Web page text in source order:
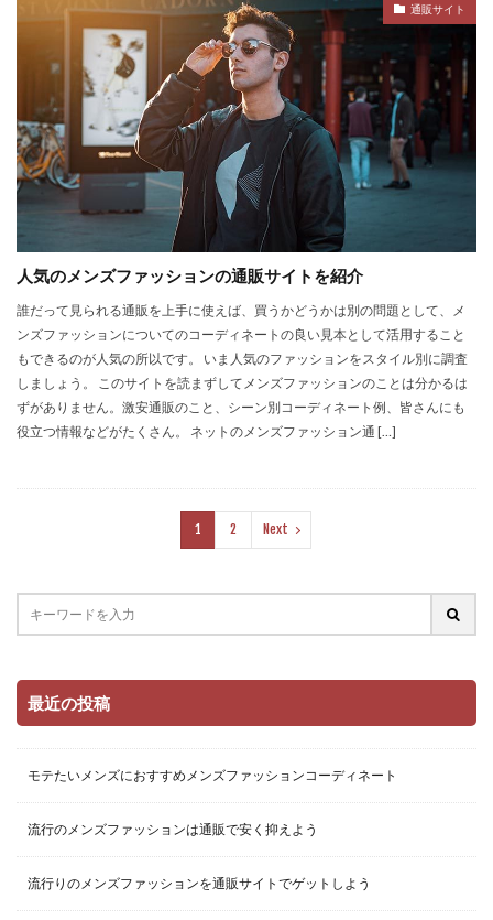
通販サイト
人気のメンズファッションの通販サイトを紹介
誰だって見られる通販を上手に使えば、買うかどうかは別の問題として、メ
ンズファッションについてのコーディネートの良い見本として活用すること
もできるのが人気の所以です。 いま人気のファッションをスタイル別に調査
しましょう。 このサイトを読まずしてメンズファッションのことは分かるは
ずがありません。激安通販のこと、シーン別コーディネート例、皆さんにも
役立つ情報などがたくさん。 ネットのメンズファッション通 […]
1 2 Next
最近の投稿
モテたいメンズにおすすめメンズファッションコーディネート
流行のメンズファッションは通販で安く抑えよう
流行りのメンズファッションを通販サイトでゲットしよう